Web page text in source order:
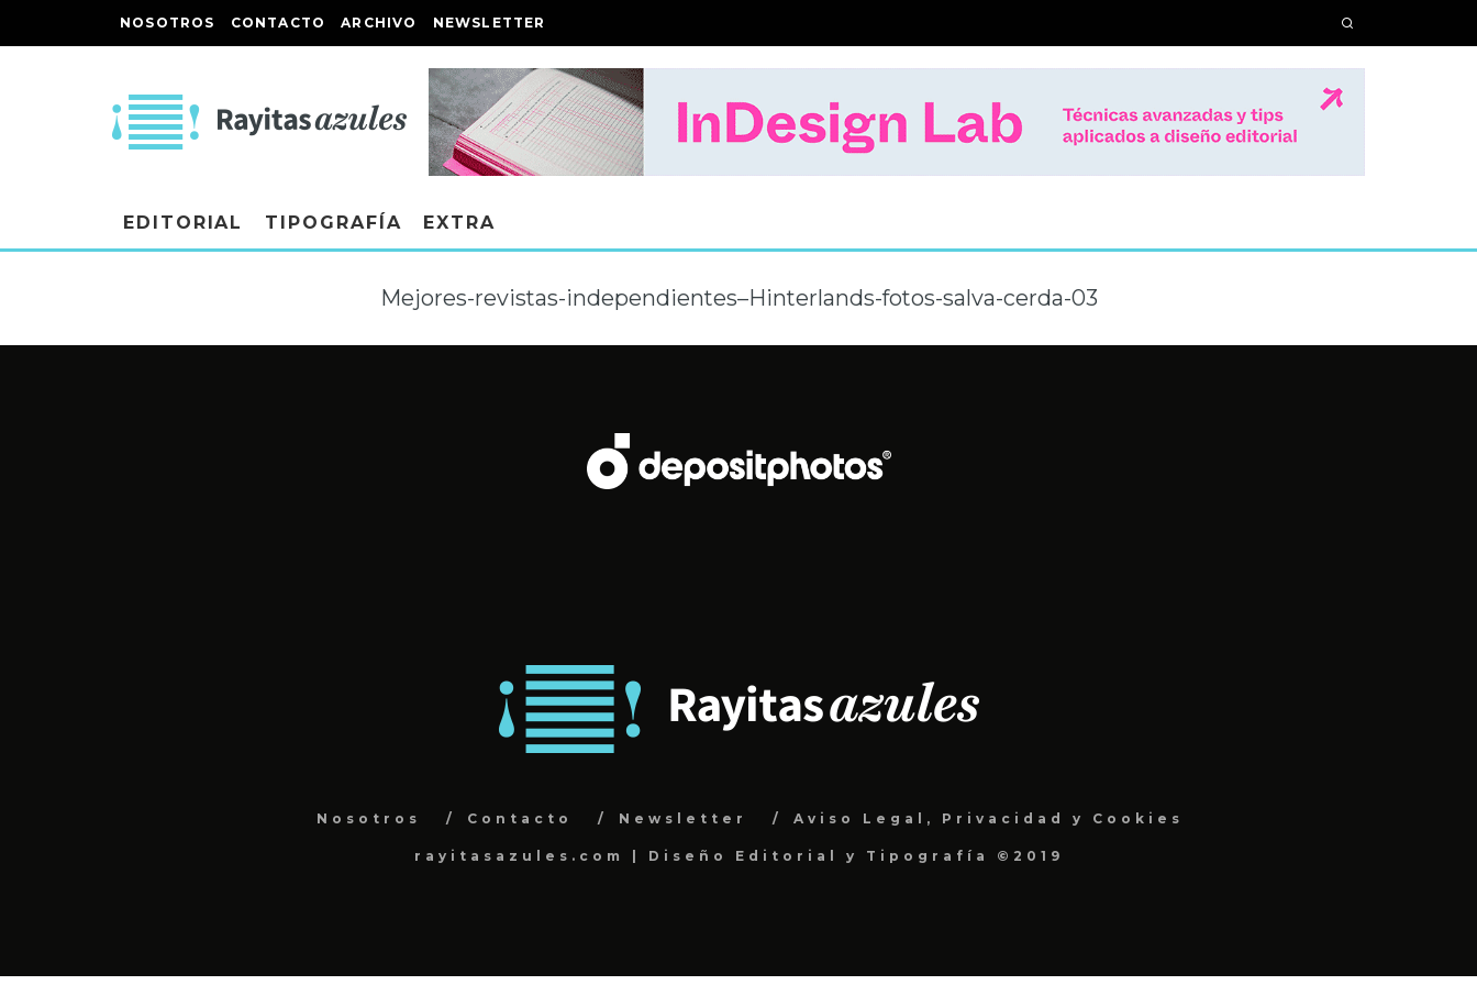
NOSOTROS CONTACTO ARCHIVO NEWSLETTER
EDITORIAL TIPOGRAFÍA EXTRA
Mejores-revistas-independientes–Hinterlands-fotos-salva-cerda-03
Nosotros Contacto Newsletter Aviso Legal, Privacidad y Cookies
rayitasazules.com | Diseño Editorial y Tipografía ©2019